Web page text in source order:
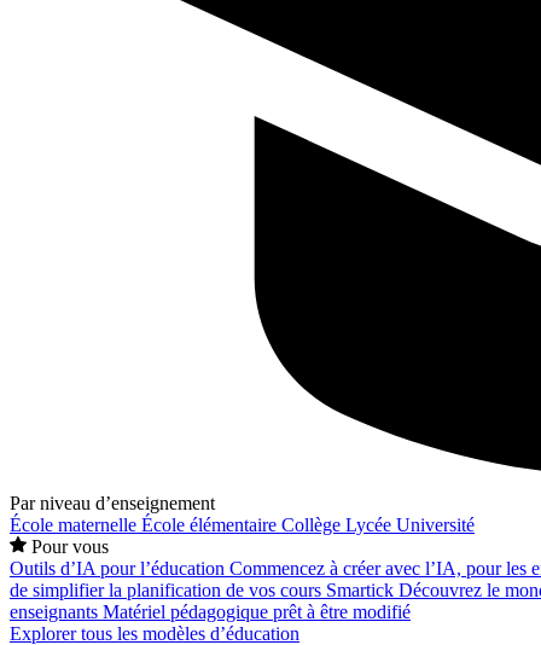
Par niveau d’enseignement
École maternelle École élémentaire Collège Lycée Université
Pour vous
Outils d’IA pour l’éducation Commencez à créer avec l’IA, pour les
de simplifier la planification de vos cours Smartick Découvrez le
enseignants Matériel pédagogique prêt à être modifié
Explorer tous les modèles d’éducation